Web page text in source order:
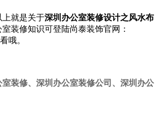
上就是关于深圳办公室装修设计之风水布
室装修知识可登陆尚泰装饰官网：
哦。
室装修、 深圳办公室装修公司 、 深圳办公